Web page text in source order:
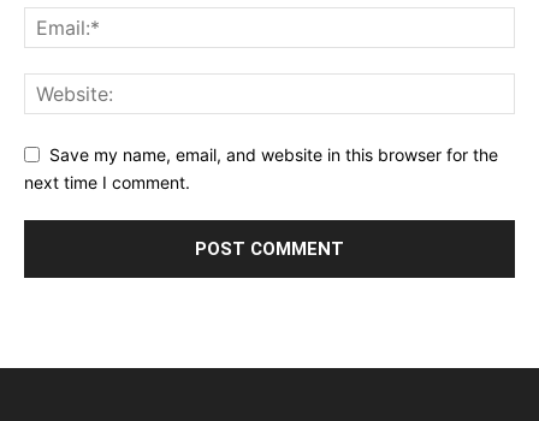
Save my name, email, and website in this browser for the
next time I comment.